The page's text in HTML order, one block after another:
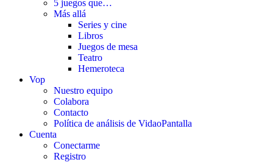
5 juegos que…
Más allá
Series y cine
Libros
Juegos de mesa
Teatro
Hemeroteca
Vop
Nuestro equipo
Colabora
Contacto
Política de análisis de VidaoPantalla
Cuenta
Conectarme
Registro